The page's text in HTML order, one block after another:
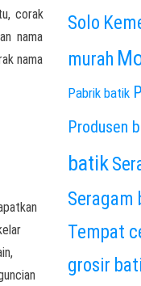
corak
nama
nama
Solo
murah
Pabrik batik
Produsen
batik
Seragam
Tempat
grosir